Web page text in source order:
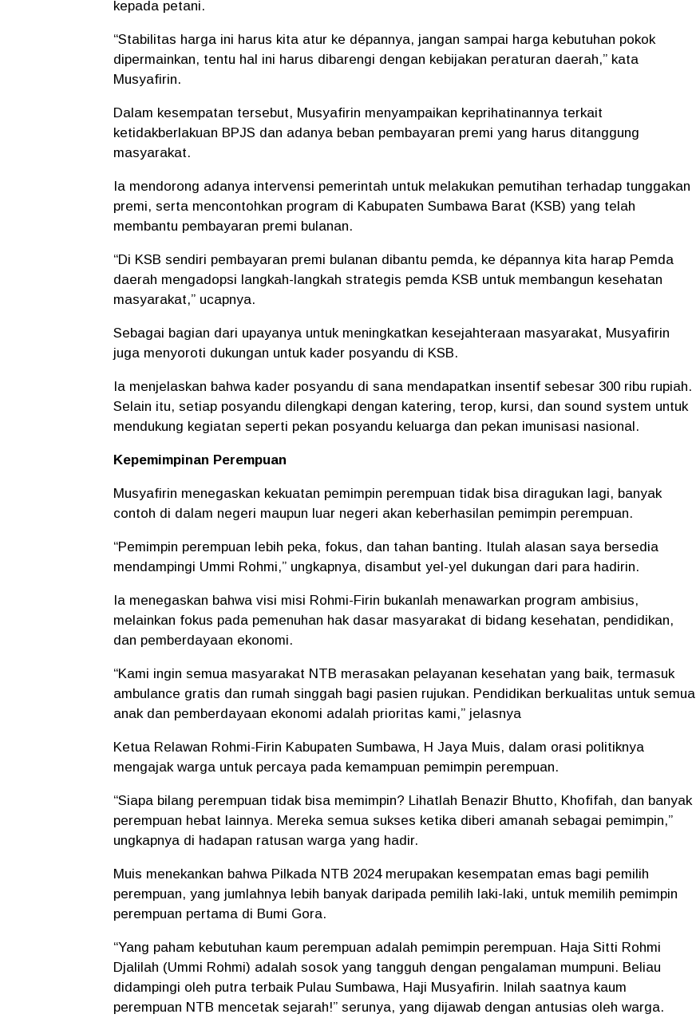
kepada petani.
“Stabilitas harga ini harus kita atur ke dépannya, jangan sampai harga kebutuhan pokok
dipermainkan, tentu hal ini harus dibarengi dengan kebijakan peraturan daerah,” kata
Musyafirin.
Dalam kesempatan tersebut, Musyafirin menyampaikan keprihatinannya terkait
ketidakberlakuan BPJS dan adanya beban pembayaran premi yang harus ditanggung
masyarakat.
Ia mendorong adanya intervensi pemerintah untuk melakukan pemutihan terhadap tunggakan
premi, serta mencontohkan program di Kabupaten Sumbawa Barat (KSB) yang telah
membantu pembayaran premi bulanan.
“Di KSB sendiri pembayaran premi bulanan dibantu pemda, ke dépannya kita harap Pemda
daerah mengadopsi langkah-langkah strategis pemda KSB untuk membangun kesehatan
masyarakat,” ucapnya.
Sebagai bagian dari upayanya untuk meningkatkan kesejahteraan masyarakat, Musyafirin
juga menyoroti dukungan untuk kader posyandu di KSB.
Ia menjelaskan bahwa kader posyandu di sana mendapatkan insentif sebesar 300 ribu rupiah.
Selain itu, setiap posyandu dilengkapi dengan katering, terop, kursi, dan sound system untuk
mendukung kegiatan seperti pekan posyandu keluarga dan pekan imunisasi nasional.
Kepemimpinan Perempuan
Musyafirin menegaskan kekuatan pemimpin perempuan tidak bisa diragukan lagi, banyak
contoh di dalam negeri maupun luar negeri akan keberhasilan pemimpin perempuan.
“Pemimpin perempuan lebih peka, fokus, dan tahan banting. Itulah alasan saya bersedia
mendampingi Ummi Rohmi,” ungkapnya, disambut yel-yel dukungan dari para hadirin.
Ia menegaskan bahwa visi misi Rohmi-Firin bukanlah menawarkan program ambisius,
melainkan fokus pada pemenuhan hak dasar masyarakat di bidang kesehatan, pendidikan,
dan pemberdayaan ekonomi.
“Kami ingin semua masyarakat NTB merasakan pelayanan kesehatan yang baik, termasuk
ambulance gratis dan rumah singgah bagi pasien rujukan. Pendidikan berkualitas untuk semua
anak dan pemberdayaan ekonomi adalah prioritas kami,” jelasnya
Ketua Relawan Rohmi-Firin Kabupaten Sumbawa, H Jaya Muis, dalam orasi politiknya
mengajak warga untuk percaya pada kemampuan pemimpin perempuan.
“Siapa bilang perempuan tidak bisa memimpin? Lihatlah Benazir Bhutto, Khofifah, dan banyak
perempuan hebat lainnya. Mereka semua sukses ketika diberi amanah sebagai pemimpin,”
ungkapnya di hadapan ratusan warga yang hadir.
Muis menekankan bahwa Pilkada NTB 2024 merupakan kesempatan emas bagi pemilih
perempuan, yang jumlahnya lebih banyak daripada pemilih laki-laki, untuk memilih pemimpin
perempuan pertama di Bumi Gora.
“Yang paham kebutuhan kaum perempuan adalah pemimpin perempuan. Haja Sitti Rohmi
Djalilah (Ummi Rohmi) adalah sosok yang tangguh dengan pengalaman mumpuni. Beliau
didampingi oleh putra terbaik Pulau Sumbawa, Haji Musyafirin. Inilah saatnya kaum
perempuan NTB mencetak sejarah!” serunya, yang dijawab dengan antusias oleh warga.